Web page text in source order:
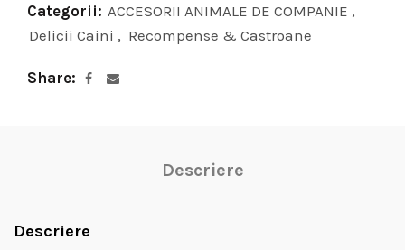
Categorii: ACCESORII ANIMALE DE COMPANIE ,
Delicii Caini , Recompense & Castroane
Share
Descriere
Descriere